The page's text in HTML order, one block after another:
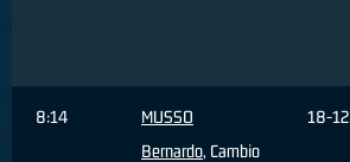
8:14
MUSSO
Bernardo, Cambio
18-12